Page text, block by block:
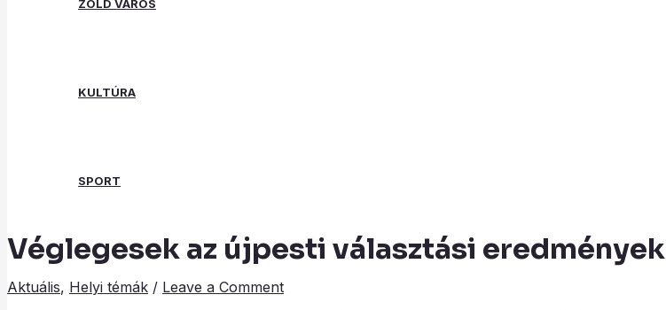
ZÖLD VÁROS
KULTÚRA
SPORT
Search
Véglegesek az újpesti választási eredmények
Aktuális, Helyi témák / Leave a Comment